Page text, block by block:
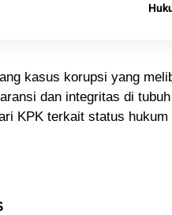
kasus korupsi yang
dan integritas di
KPK terkait status